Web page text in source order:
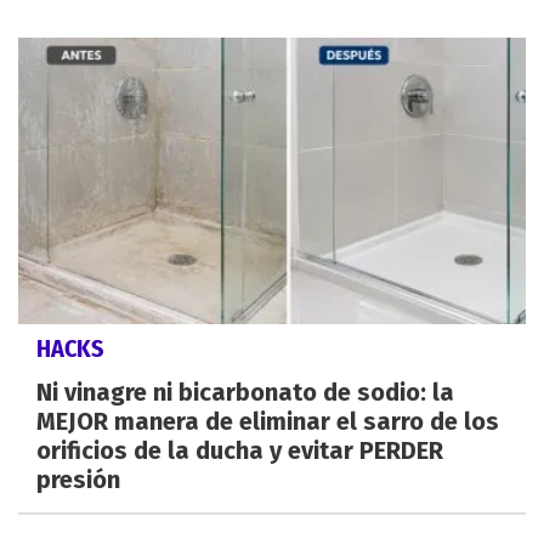
HACKS
Ni vinagre ni bicarbonato de sodio: la
MEJOR manera de eliminar el sarro de los
orificios de la ducha y evitar PERDER
presión